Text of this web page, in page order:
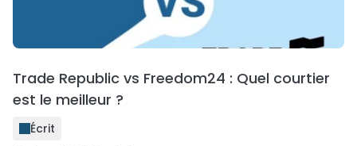
Trade Republic vs Freedom24 : Quel courtier
est le meilleur ?
Écrit